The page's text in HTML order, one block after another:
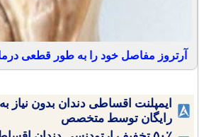
آرتروز مفاصل خود را به طور قطعی
ایمپلنت اقساطی دندان بدون
رایگان توسط متخصص